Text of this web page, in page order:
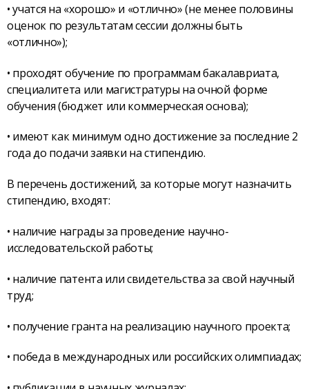
• учатся на «хорошо» и «отлично» (не менее половины
оценок по результатам сессии должны быть
«отлично»);
• проходят обучение по программам бакалавриата,
специалитета или магистратуры на очной форме
обучения (бюджет или коммерческая основа);
• имеют как минимум одно достижение за последние 2
года до подачи заявки на стипендию.
В перечень достижений, за которые могут назначить
стипендию, входят:
• наличие награды за проведение научно-
исследовательской работы;
• наличие патента или свидетельства за свой научный
труд;
• получение гранта на реализацию научного проекта;
• победа в международных или российских олимпиадах;